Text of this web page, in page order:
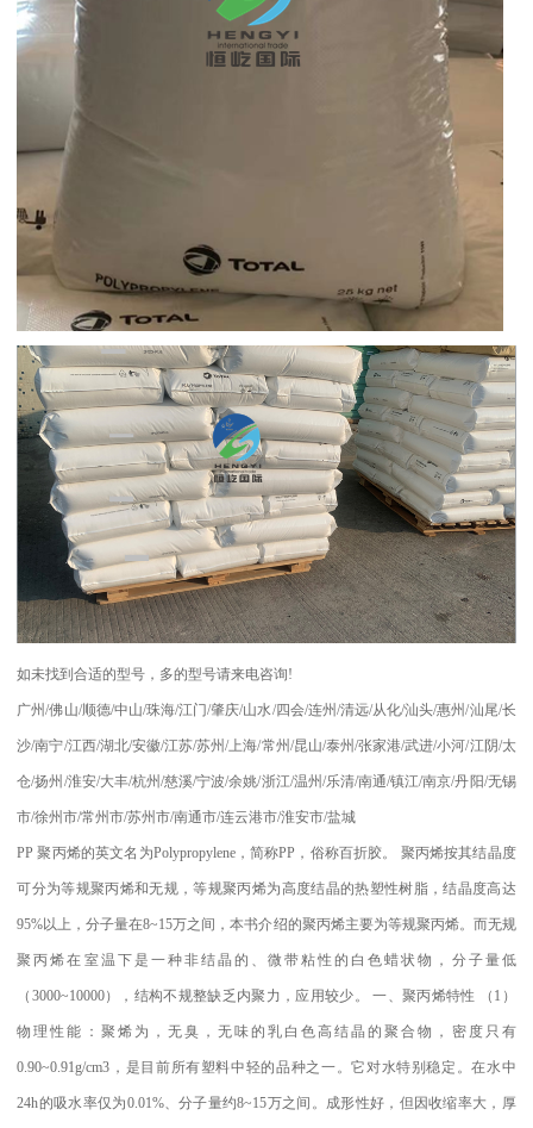
如未找到合适的型号，多的型号请来电咨询!
广州/佛山/顺德/中山/珠海/江门/肇庆/山水/四会/连州 /清远/从化/汕头/惠州/汕尾/长
沙/南宁/江西/湖北/安徽/江苏/苏州/上海/常州 /昆山/泰州 /张家港/武进/小河/江阴/太
仓/扬州 /淮安/大丰/杭州/慈溪/宁波/余姚/浙江/温州 /乐清/南通/镇江/南京/丹阳/无锡
市/徐州市/常州市/苏州市/南通市/连云港市/淮安市/盐城
PP聚丙烯的英文名为Polypropylene，简称PP ，俗称百折胶。 聚丙烯按其结晶度
可分为等规聚丙烯和无规，等规聚丙烯为高度结晶的热塑性树脂，结晶度高达
95%以上，分子量在8~15万之间，本书介绍的聚丙烯主要为等规聚丙烯。而无规
聚丙烯在室温下是一种非结晶的、微带粘性的白色蜡状物，分子量低
（ 3000~10000），结构不规整缺乏内聚力，应用较少。一、聚丙烯特性 （ 1 ）
物理性能：聚烯为，无臭，无味的乳白色高结晶的聚合物，密度只有
0.90~0.91g/cm3 ，是目前所有塑料中轻的品种之一。它对水特别稳定。在水中
24h的吸水率仅为0.01%、分子量约8~15万之间。成形性好，但因收缩率大，厚